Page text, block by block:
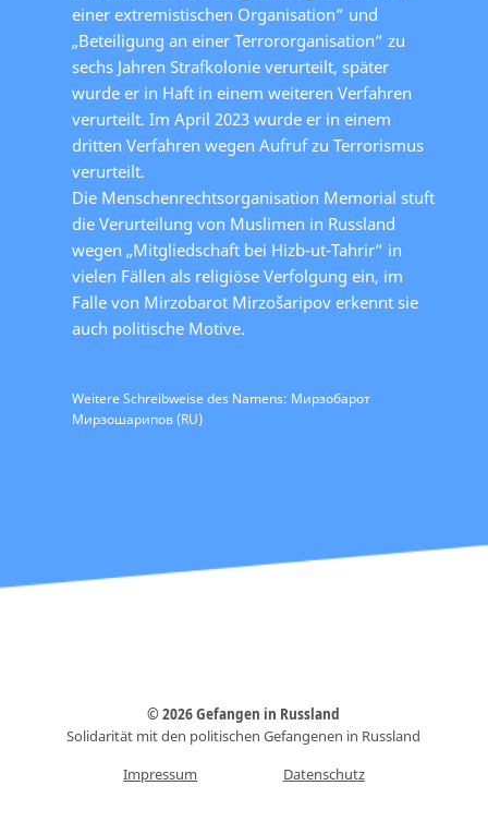
einer extremistischen Organisation“ und
„Beteiligung an einer Terrororganisation“ zu
sechs Jahren Strafkolonie verurteilt, später
wurde er in Haft in einem weiteren Verfahren
verurteilt. Im April 2023 wurde er in einem
dritten Verfahren wegen Aufruf zu Terrorismus
verurteilt.
Die Menschenrechtsorganisation Memorial stuft
die Verurteilung von Muslimen in Russland
wegen „Mitgliedschaft bei Hizb-ut-Tahrir“ in
vielen Fällen als religiöse Verfolgung ein, im
Falle von Mirzobarot Mirzošaripov erkennt sie
auch politische Motive.
Weitere Schreibweise des Namens: Мирзобарот
Мирзошарипов (RU)
© 2026 Gefangen in Russland
Solidarität mit den politischen Gefangenen in Russland
Impressum
Datenschutz